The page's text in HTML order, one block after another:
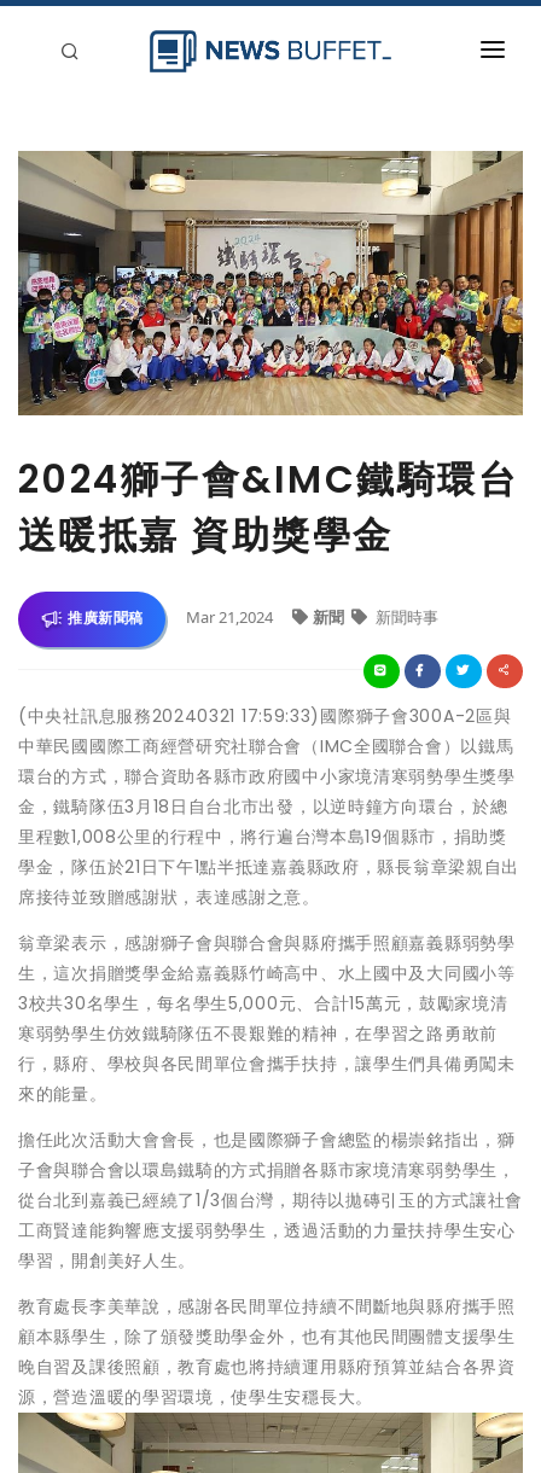
新聞稿分類
登入
2024獅子會&IMC鐵騎環台
送暖抵嘉 資助獎學金
推廣新聞稿 Mar 21,2024 新聞 新聞時事
(中央社訊息服務20240321 17:59:33)國際獅子會300A-2區與
中華民國國際工商經營研究社聯合會（IMC全國聯合會）以鐵馬
環台的方式，聯合資助各縣市政府國中小家境清寒弱勢學生獎學
金，鐵騎隊伍3月18日自台北市出發，以逆時鐘方向環台，於總
里程數1,008公里的行程中，將行遍台灣本島19個縣市，捐助獎
學金，隊伍於21日下午1點半抵達嘉義縣政府，縣長翁章梁親自出
席接待並致贈感謝狀，表達感謝之意。
翁章梁表示，感謝獅子會與聯合會與縣府攜手照顧嘉義縣弱勢學
生，這次捐贈獎學金給嘉義縣竹崎高中、水上國中及大同國小等
3校共30名學生，每名學生5,000元、合計15萬元，鼓勵家境清
寒弱勢學生仿效鐵騎隊伍不畏艱難的精神，在學習之路勇敢前
行，縣府、學校與各民間單位會攜手扶持，讓學生們具備勇闖未
來的能量。
擔任此次活動大會會長，也是國際獅子會總監的楊崇銘指出，獅
子會與聯合會以環島鐵騎的方式捐贈各縣市家境清寒弱勢學生，
從台北到嘉義已經繞了1/3個台灣，期待以拋磚引玉的方式讓社會
工商賢達能夠響應支援弱勢學生，透過活動的力量扶持學生安心
學習，開創美好人生。
教育處長李美華說，感謝各民間單位持續不間斷地與縣府攜手照
顧本縣學生，除了頒發獎助學金外，也有其他民間團體支援學生
晚自習及課後照顧，教育處也將持續運用縣府預算並結合各界資
源，營造溫暖的學習環境，使學生安穩長大。